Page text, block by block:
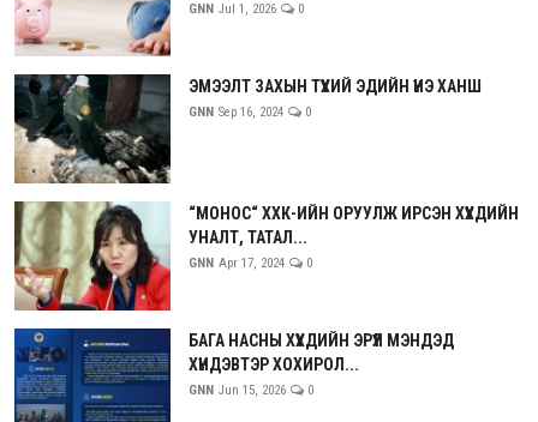
GNN Jul 1, 2026 0
ЭМЭЭЛТ ЗАХЫН ТҮҮХИЙ ЭДИЙН ҮНЭ ХАНШ
GNN Sep 16, 2024 0
“МОНОС“ ХХК-ИЙН ОРУУЛЖ ИРСЭН ХҮҮХДИЙН
УНАЛТ, ТАТАЛ...
GNN Apr 17, 2024 0
БАГА НАСНЫ ХҮҮХДИЙН ЭРҮҮЛ МЭНДЭД
ХҮНДЭВТЭР ХОХИРОЛ...
GNN Jun 15, 2026 0